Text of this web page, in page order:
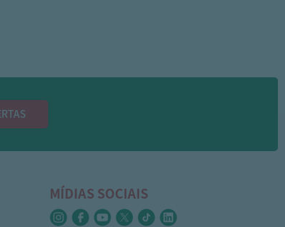
MÍDIAS SOCIAIS